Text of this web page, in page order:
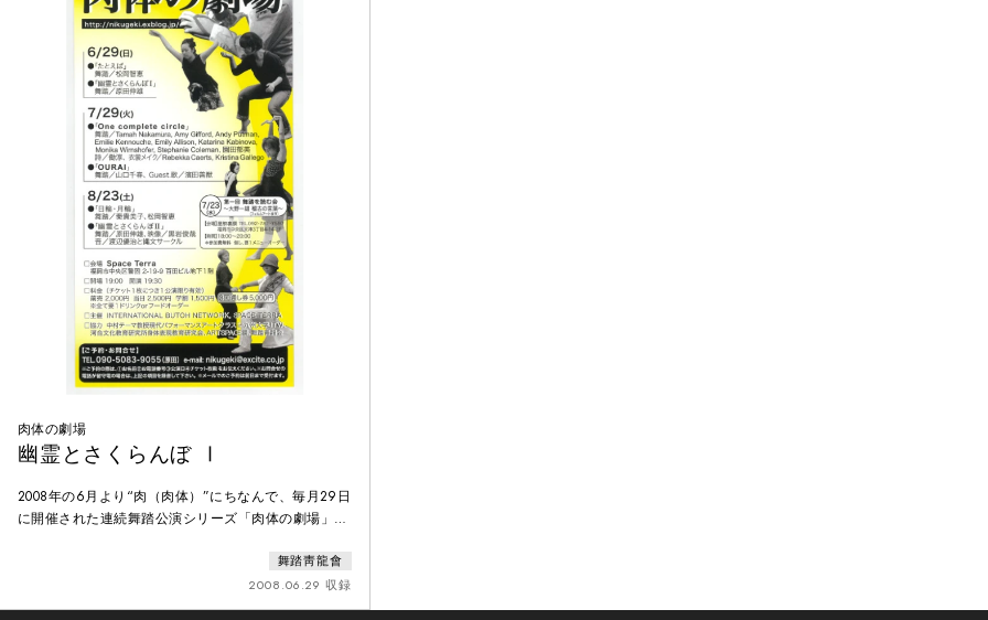
肉体の劇場
幽霊とさくらんぼ Ⅰ
2008年の6月より“肉（肉体）”にちなんで、毎月29日
に開催された連続舞踏公演シリーズ「肉体の劇場」の
ような」自由で実験的な舞台、第2部を原田伸雄のソ
ロ中心の舞踏という2部構成を基本とした。2011年5月
29日をもって3年間の連続公演シリーズは幕を下ろし
舞踏靑龍會
2008.06.29 収録